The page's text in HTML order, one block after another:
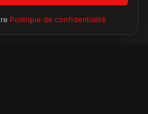
Politique de confidentialité